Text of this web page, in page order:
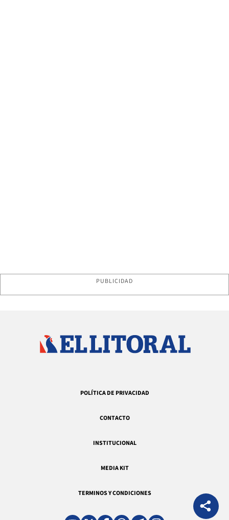
PUBLICIDAD
POLÍTICA DE PRIVACIDAD
CONTACTO
INSTITUCIONAL
MEDIA KIT
TERMINOS Y CONDICIONES